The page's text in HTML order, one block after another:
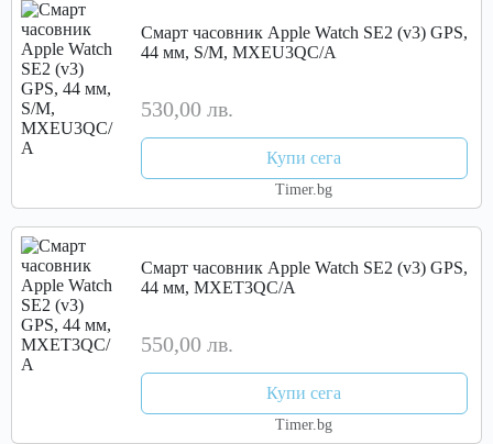
Смарт часовник Apple Watch SE2 (v3) GPS,
44 мм, S/M, MXEU3QC/A
530,00 лв.
Купи сега
Timer.bg
Смарт часовник Apple Watch SE2 (v3) GPS,
44 мм, MXET3QC/A
550,00 лв.
Купи сега
Timer.bg